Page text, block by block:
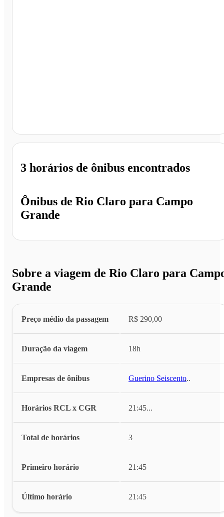
Ônibus de Rio Claro para Campo
Grande
3 horários de ônibus encontrados
Sobre a viagem de Rio Claro para
Grande
Preço médio da passagem R$ 290,00
Duração da viagem 18h
Empresas de ônibus Guerino Seiscento...
Horários RCL x CGR 21:45...
Total de horários 3
Primeiro horário 21:45
Último horário 21:45